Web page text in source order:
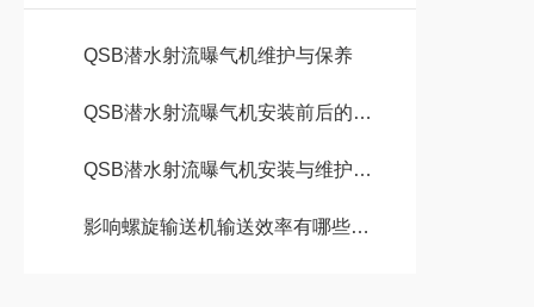
QSB潜水射流曝气机维护与保养
QSB潜水射流曝气机安装前后的详细步骤有哪些
QSB潜水射流曝气机安装与维护的注意事项
影响螺旋输送机输送效率有哪些因素？